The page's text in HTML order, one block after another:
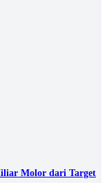
Molor dari Target